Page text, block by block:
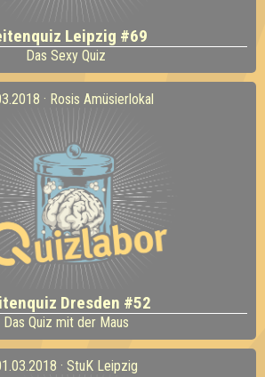
Leipzig #69
Das Sexy Quiz
· Rosis Amüsierlokal
Dresden #52
Das Quiz mit der Maus
· StuK Leipzig